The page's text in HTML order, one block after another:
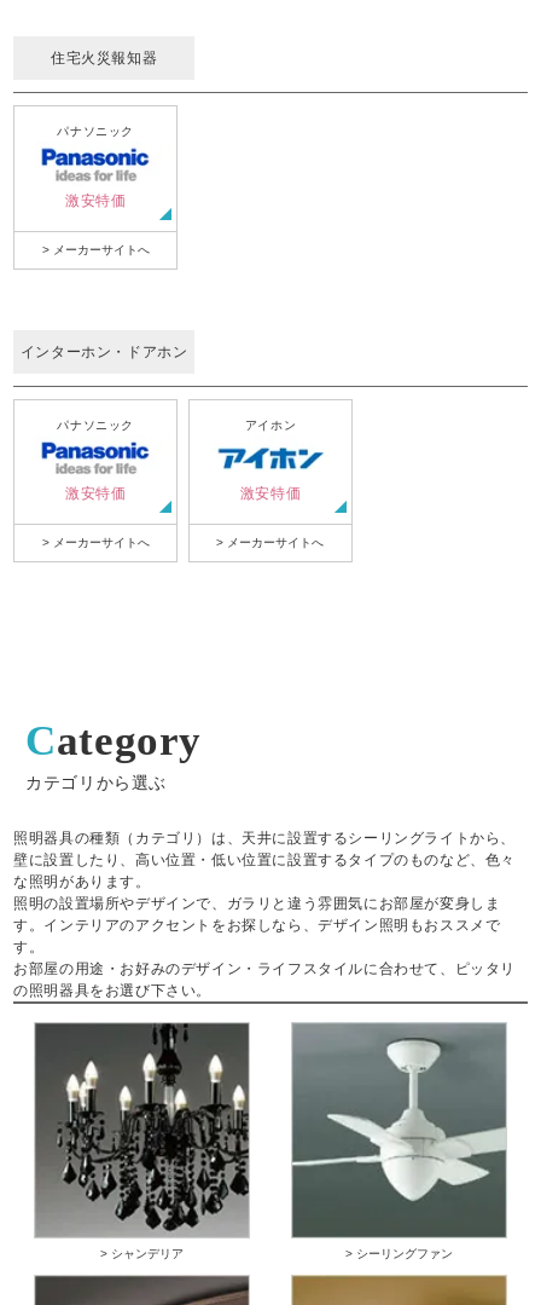
住宅火災報知器
パナソニック
激安特価
> メーカーサイトへ
インターホン・ドアホン
パナソニック
激安特価
> メーカーサイトへ
アイホン
激安特価
> メーカーサイトへ
Category
カテゴリから選ぶ
照明器具の種類（カテゴリ）は、天井に設置するシーリングライトから、
壁に設置したり、高い位置・低い位置に設置するタイプのものなど、色々
な照明があります。
照明の設置場所やデザインで、ガラリと違う雰囲気にお部屋が変身しま
す。インテリアのアクセントをお探しなら、デザイン照明もおススメで
す。
お部屋の用途・お好みのデザイン・ライフスタイルに合わせて、ピッタリ
の照明器具をお選び下さい。
> シャンデリア > シーリングファン